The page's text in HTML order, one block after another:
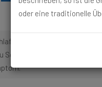
durch Ideenflut,
Schmerzhaftigkeit.
oder eine traditionelle